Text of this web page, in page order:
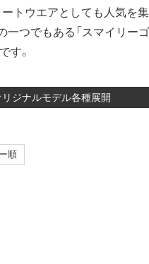
トウエアとしても人気を集
つでもある「スマイリーゴ
す。
ジナルモデル各種展開
順